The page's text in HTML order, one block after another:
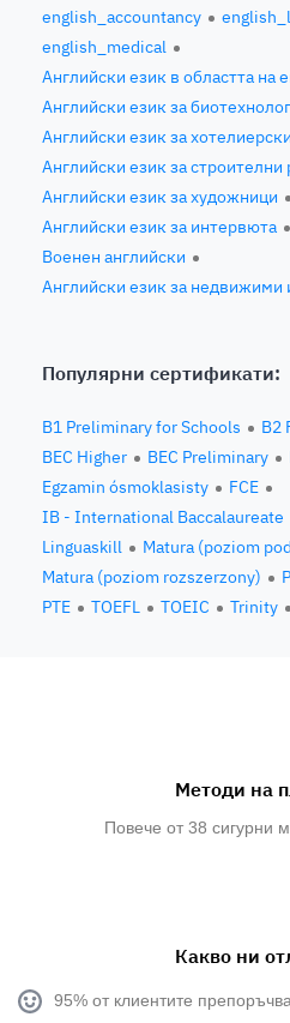
english_accountancy
english_medical
Английски език в областта на
Английски език за
Английски език за
Английски език за строителни
Английски език за художници
Английски език за интервюта
Военен английски
Английски език за недвижими
Популярни сертификати:
B1 Preliminary for Schools
B2
BEC Higher
BEC Preliminary
Egzamin ósmoklasisty
FCE
IB - International Baccalaureate
Linguaskill
Matura (poziom
Matura (poziom rozszerzony)
PTE
TOEFL TOEIC Trinity
Методи на
Повече от 38 сигурни
Какво ни
95% от клиентите